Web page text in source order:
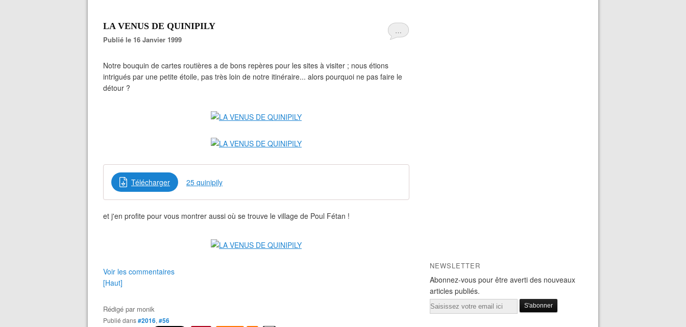
…
LA VENUS DE QUINIPILY
Publié le 16 Janvier 1999
Notre bouquin de cartes routières a de bons repères pour les sites à visiter ; nous étions
intrigués par une petite étoile, pas très loin de notre itinéraire... alors pourquoi ne pas faire le
détour ?
Télécharger 25 quinipily
et j'en profite pour vous montrer aussi où se trouve le village de Poul Fétan !
Voir les commentaires
[Haut]
Rédigé par monik
Publié dans#2016, #56
NEWSLETTER
Abonnez-vous pour être averti des nouveaux
articles publiés.
Email